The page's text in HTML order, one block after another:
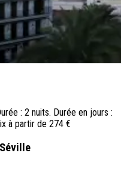
: 2 nuits. Durée en jours :
à partir de 274 €